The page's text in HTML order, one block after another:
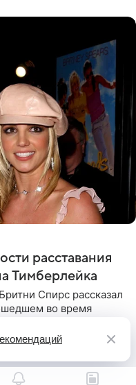
расставания
Тимберлейка
Спирс рассказал
во время
на площадке. По